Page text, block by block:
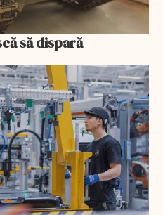
să dispară